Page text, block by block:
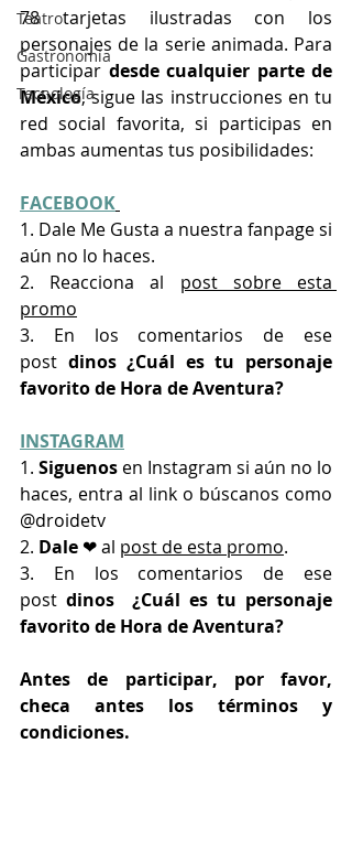
Teatro
Gastronomía
Tecnología
78 tarjetas ilustradas con los
personajes de la serie animada. Para
participar desde cualquier parte de
México, sigue las instrucciones en tu
red social favorita, si participas en
ambas aumentas tus posibilidades:
FACEBOOK
1. Dale Me Gusta a nuestra fanpage si
aún no lo haces.
2. Reacciona al post sobre esta
promo
3. En los comentarios de ese
post dinos ¿Cuál es tu personaje
favorito de Hora de Aventura?
INSTAGRAM
1. Siguenos en Instagram si aún no lo
haces, entra al link o búscanos como
@droidetv
2. Dale ❤ al post de esta promo.
3. En los comentarios de ese
post dinos  ¿Cuál es tu personaje
favorito de Hora de Aventura?
Antes de participar, por favor,
checa antes los términos y
condiciones.